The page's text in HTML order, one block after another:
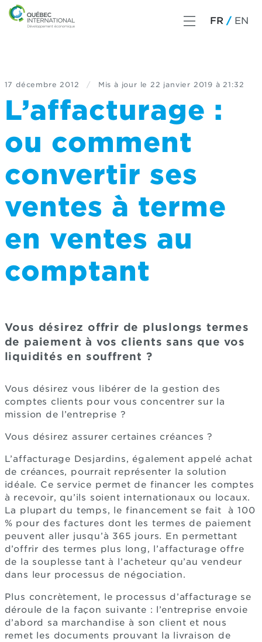
FR EN
17 décembre 2012 / Mis à jour le 22 janvier 2019 à 21:32
L’affacturage :
ou comment
convertir ses
ventes à terme
en ventes au
comptant
Vous désirez offrir de pluslongs termes
de paiement à vos clients sans que vos
liquidités en souffrent ?
Vous désirez vous libérer de la gestion des
comptes clients pour vous concentrer sur la
mission de l’entreprise ?
Vous désirez assurer certaines créances ?
L’affacturage Desjardins, également appelé achat
de créances, pourrait représenter la solution
idéale. Ce service permet de financer les comptes
à recevoir, qu’ils soient internationaux ou locaux.
La plupart du temps, le financement se fait à 100
% pour des factures dont les termes de paiement
peuvent aller jusqu’à 365 jours. En permettant
d’offrir des termes plus long, l’affacturage offre
de la souplesse tant à l’acheteur qu’au vendeur
dans leur processus de négociation.
Plus concrètement, le processus d’affacturage se
déroule de la façon suivante : l’entreprise envoie
d’abord sa marchandise à son client et nous
remet les documents prouvant la livraison de